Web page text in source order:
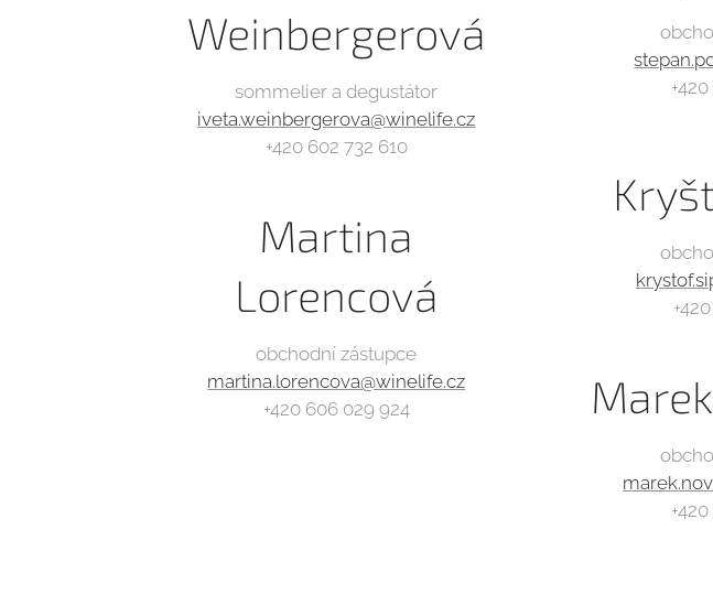
Weinbergerová
sommelier a degustátor
iveta.weinbergerova@winelife.cz
+420 602 732 610
Martina
Lorencová
obchodní zástupce
martina.lorencova@winelife.cz
+420 606 029 924